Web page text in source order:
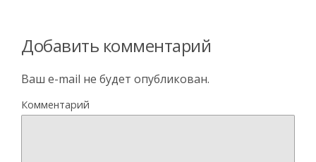
Добавить комментарий
Ваш e-mail не будет опубликован.
Комментарий